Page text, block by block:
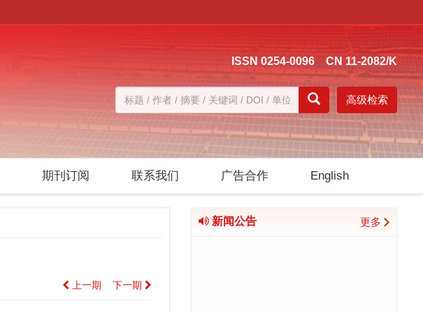
ISSN 0254-0096 CN 11-2082/K
高级检索
期刊订阅 联系我们 广告合作 English
上一期 下一期
新闻公告 更多